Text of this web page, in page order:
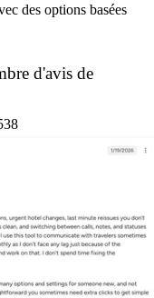
des options basées
d'avis de